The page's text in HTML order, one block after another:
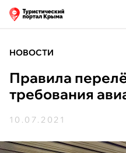
НОВОСТИ
Правила
требования
10.07.2021